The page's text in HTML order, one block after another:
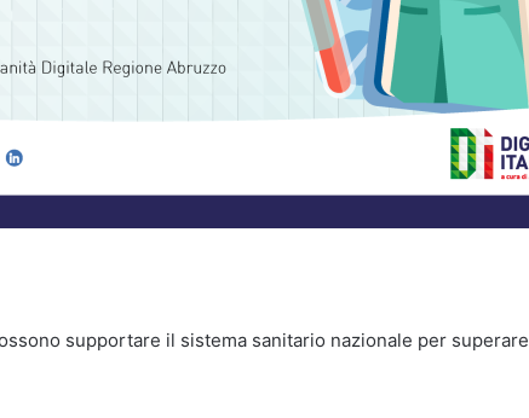
supportare il sistema sanitario nazionale per superare